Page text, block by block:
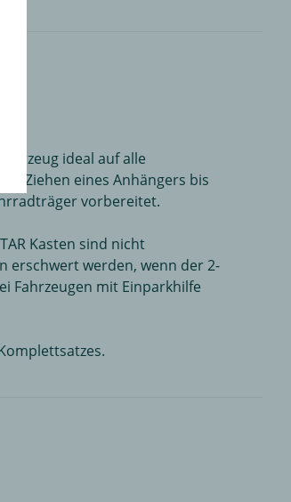
ideal auf alle
Ziehen eines Anhängers bis
vorbereitet.
Kasten sind nicht
erschwert werden, wenn der 2-
Fahrzeugen mit Einparkhilfe